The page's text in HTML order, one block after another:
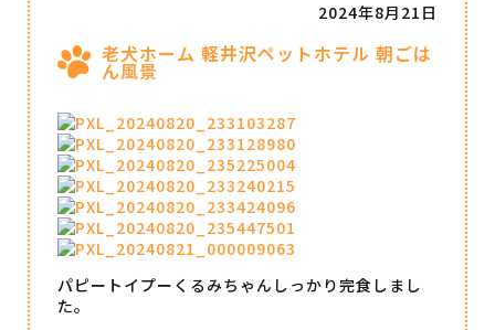
老犬ホーム 軽井沢ペットホテル 朝ごは
ん風景
2024年8月21日
パピートイプーくるみちゃんしっかり完食しまし
た。